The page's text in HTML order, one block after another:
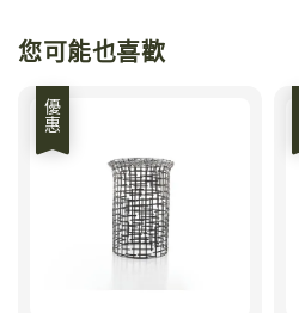
您可能也喜歡
優惠